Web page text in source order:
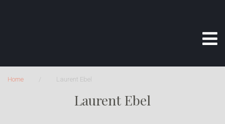
Home / Laurent Ebel
Laurent Ebel